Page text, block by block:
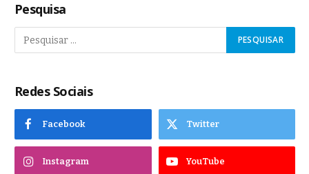
Pesquisa
Redes Sociais
Facebook Twitter
Instagram YouTube